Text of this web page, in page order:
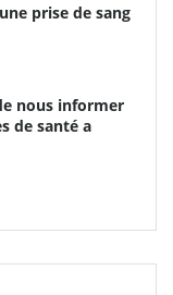
prise de sang
nous informer
de santé a